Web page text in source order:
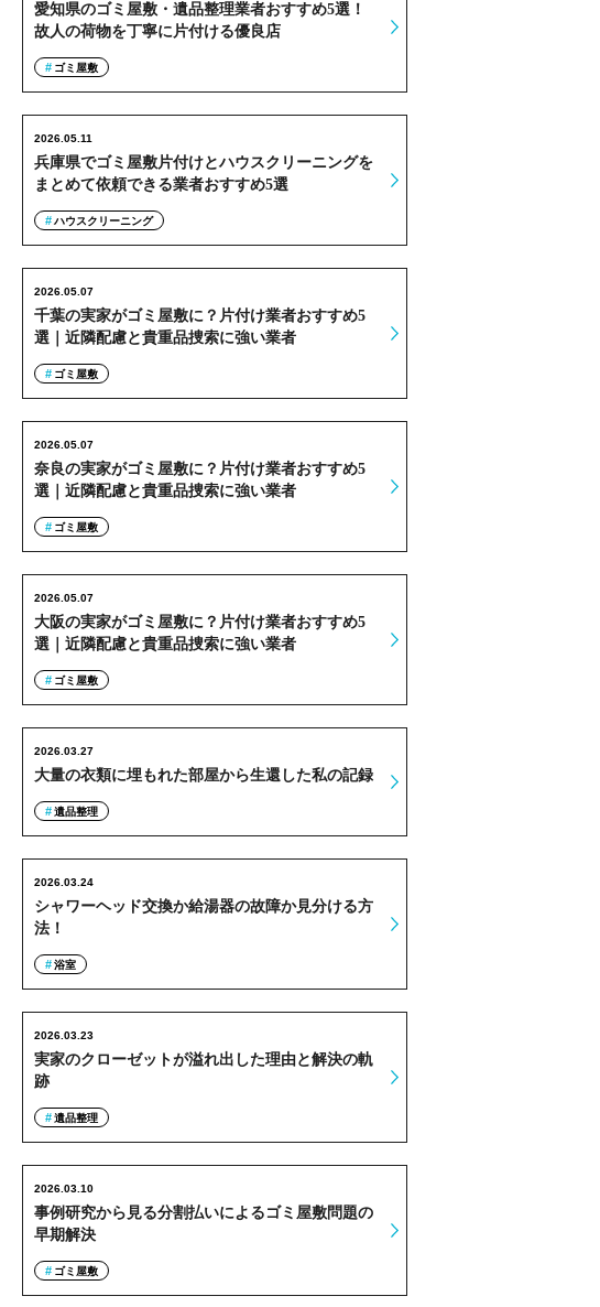
愛知県のゴミ屋敷・遺品整理業者おすすめ5選！
故人の荷物を丁寧に片付ける優良店
ゴミ屋敷
兵庫県でゴミ屋敷片付けとハウスクリーニングを
まとめて依頼できる業者おすすめ5選
2026.05.11
ハウスクリーニング
千葉の実家がゴミ屋敷に？片付け業者おすすめ5
選｜近隣配慮と貴重品捜索に強い業者
2026.05.07
ゴミ屋敷
奈良の実家がゴミ屋敷に？片付け業者おすすめ5
選｜近隣配慮と貴重品捜索に強い業者
2026.05.07
ゴミ屋敷
大阪の実家がゴミ屋敷に？片付け業者おすすめ5
選｜近隣配慮と貴重品捜索に強い業者
2026.05.07
ゴミ屋敷
大量の衣類に埋もれた部屋から生還した私の記録
2026.03.27
遺品整理
シャワーヘッド交換か給湯器の故障か見分ける方
法！
2026.03.24
浴室
実家のクローゼットが溢れ出した理由と解決の軌
跡
2026.03.23
遺品整理
事例研究から見る分割払いによるゴミ屋敷問題の
早期解決
2026.03.10
ゴミ屋敷